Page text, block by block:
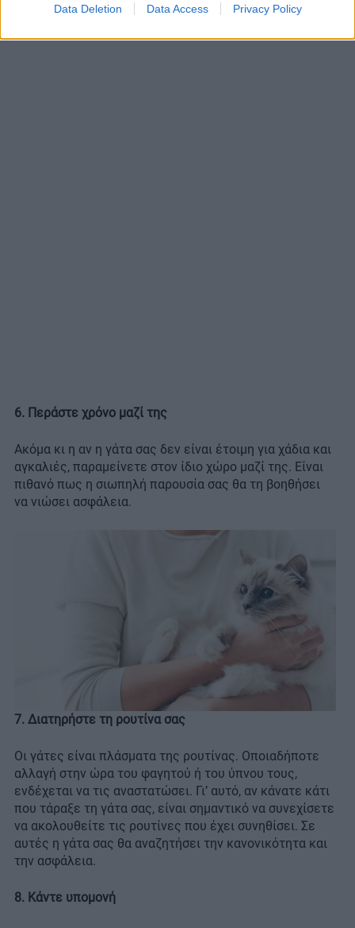
Data Deletion Data Access Privacy Policy
6. Περάστε χρόνο μαζί της
Ακόμα κι η αν η γάτα σας δεν είναι έτοιμη για χάδια και
αγκαλιές, παραμείνετε στον ίδιο χώρο μαζί της. Είναι
πιθανό πως η σιωπηλή παρουσία σας θα τη βοηθήσει
να νιώσει ασφάλεια.
7. Διατηρήστε τη ρουτίνα σας
Οι γάτες είναι πλάσματα της ρουτίνας. Οποιαδήποτε
αλλαγή στην ώρα του φαγητού ή του ύπνου τους,
ενδέχεται να τις αναστατώσει. Γι’ αυτό, αν κάνατε κάτι
που τάραξε τη γάτα σας, είναι σημαντικό να συνεχίσετε
να ακολουθείτε τις ρουτίνες που έχει συνηθίσει. Σε
αυτές η γάτα σας θα αναζητήσει την κανονικότητα και
την ασφάλεια.
8. Κάντε υπομονή